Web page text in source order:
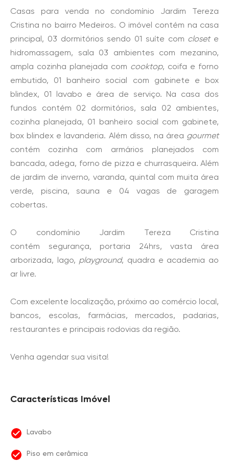
Casas para venda no condomínio Jardim Tereza
Cristina no bairro Medeiros. O imóvel contém na casa
principal, 03 dormitórios sendo 01 suíte com closet e
hidromassagem, sala 03 ambientes com mezanino,
ampla cozinha planejada com cooktop, coifa e forno
embutido, 01 banheiro social com gabinete e box
blindex, 01 lavabo e área de serviço. Na casa dos
fundos contém 02 dormitórios, sala 02 ambientes,
cozinha planejada, 01 banheiro social com gabinete,
box blindex e lavanderia. Além disso, na área gourmet
contém cozinha com armários planejados com
bancada, adega, forno de pizza e churrasqueira. Além
de jardim de inverno, varanda, quintal com muita área
verde, piscina, sauna e 04 vagas de garagem
cobertas.
O condomínio Jardim Tereza Cristina
contém segurança, portaria 24hrs, vasta área
arborizada, lago, playground, quadra e academia ao
ar livre.
Com excelente localização, próximo ao comércio local,
bancos, escolas, farmácias, mercados, padarias,
restaurantes e principais rodovias da região.
Venha agendar sua visita!
Características Imóvel
Lavabo
Piso em cerâmica